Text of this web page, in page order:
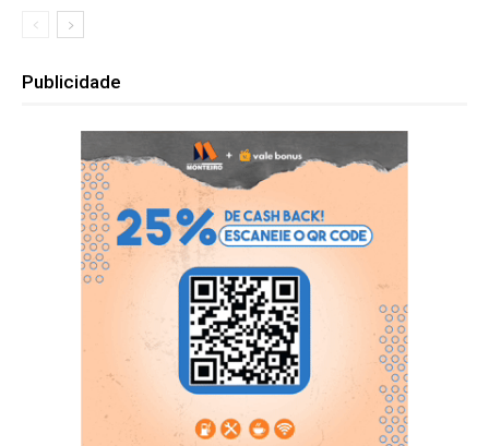
Publicidade